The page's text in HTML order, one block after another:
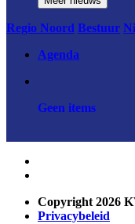
Regio Noord Bestuur
Agenda
Geen items
Copyright 2026
Privacybeleid